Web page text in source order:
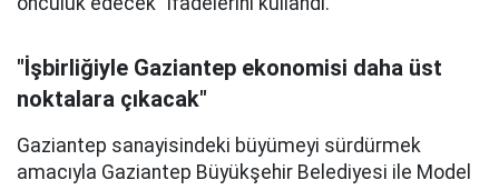
"İşbirliğiyle Gaziantep ekonomisi daha üst
noktalara çıkacak"
Gaziantep sanayisindeki büyümeyi sürdürmek
amacıyla Gaziantep Büyükşehir Belediyesi ile Model